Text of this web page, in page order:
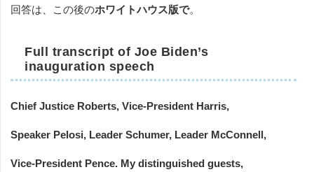
回答は、この後のホワイトハウス版で。
Full transcript of Joe Biden’s
inauguration speech
Chief Justice Roberts, Vice-President Harris,
Speaker Pelosi, Leader Schumer, Leader McConnell,
Vice-President Pence. My distinguished guests,